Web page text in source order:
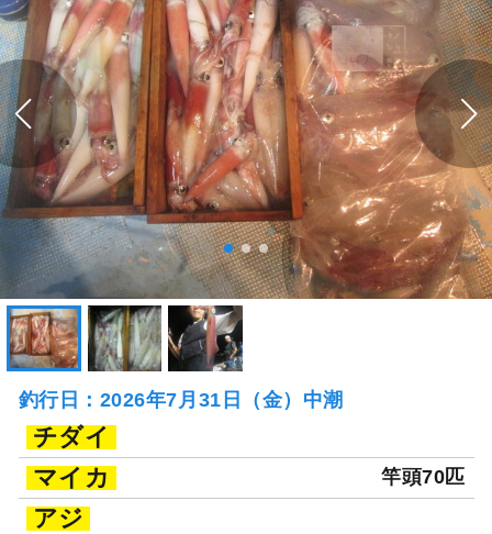
釣行日：2026年7月31日（金）中潮
チダイ
マイカ
竿頭70匹
アジ